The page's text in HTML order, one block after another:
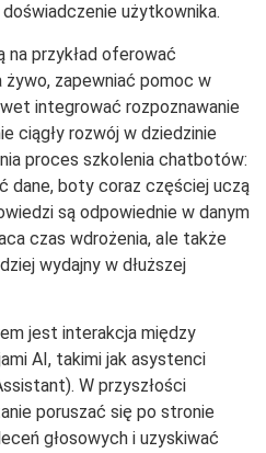
użytkownika.
przykład oferować
zapewniać pomoc w
integrować rozpoznawanie
ciągły rozwój w dziedzinie
proces szkolenia chatbotów:
dane, boty coraz częściej uczą
są odpowiednie w danym
czas wdrożenia, ale także
wydajny w dłuższej
jest interakcja między
AI, takimi jak asystenci
W przyszłości
poruszać się po stronie
głosowych i uzyskiwać